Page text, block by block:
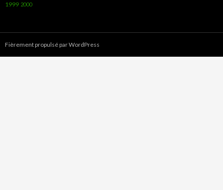
1999 2000
Fièrement propulsé par WordPress